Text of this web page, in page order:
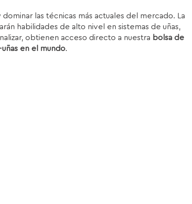
las técnicas más actuales del mercado. La
habilidades de alto nivel en sistemas de uñas,
obtienen acceso directo a nuestra bolsa de
en el mundo.